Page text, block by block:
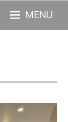
MENU